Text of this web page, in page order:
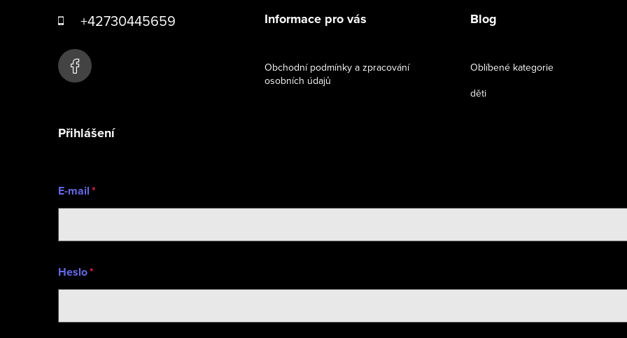
+42730445659 Informace pro vás
Obchodní podmínky a zpracování
osobních údajů
Blog
Oblíbené kategorie
děti
Přihlášení
E-mail
Heslo